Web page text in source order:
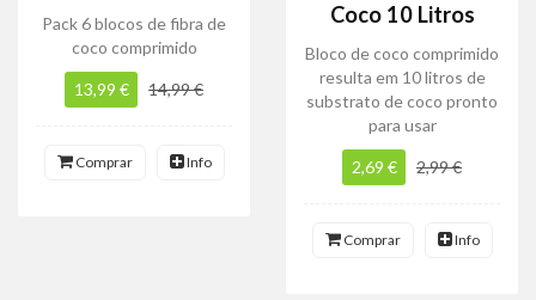
Pack 6 blocos de fibra de
coco comprimido
13,99 € 14,99 €
Comprar Info
Coco 10 Litros
Bloco de coco comprimido
resulta em 10 litros de
substrato de coco pronto
para usar
2,69 € 2,99 €
Comprar Info